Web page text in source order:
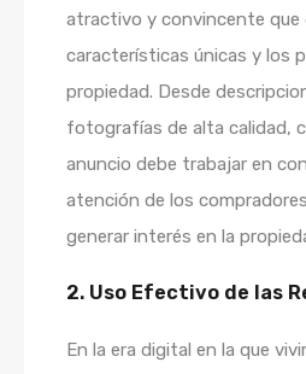
atractivo y convincente que
características únicas y los
propiedad. Desde
fotografías de alta calidad,
anuncio debe trabajar en
atención de los
generar interés en la
2. Uso Efectivo de las
En la era digital en la que